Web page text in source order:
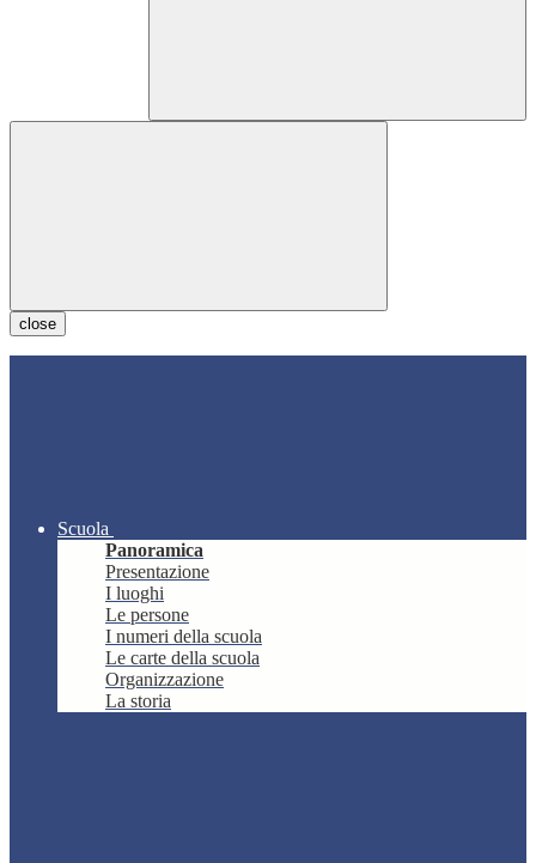
close
Scuola
Panoramica
Presentazione
I luoghi
Le persone
I numeri della scuola
Le carte della scuola
Organizzazione
La storia